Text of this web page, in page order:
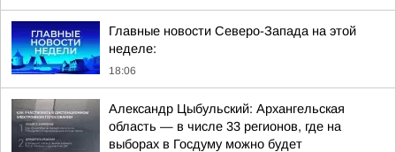
Главные новости Северо-Запада на этой
неделе:
18:06
Александр Цыбульский: Архангельская
область — в числе 33 регионов, где на
выборах в Госдуму можно будет